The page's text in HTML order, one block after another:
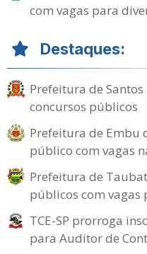
com vagas para
Destaques:
Prefeitura de
concursos públicos
Prefeitura de Embu
público com vagas
Prefeitura de
públicos com vagas
TCE-SP prorroga
para Auditor de